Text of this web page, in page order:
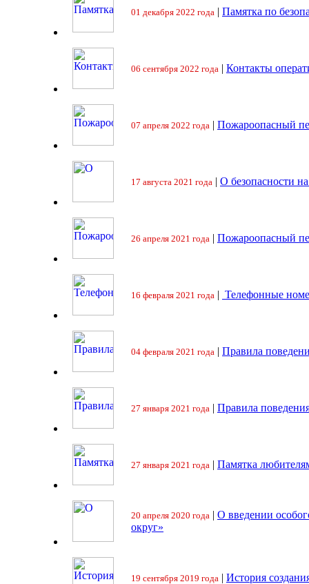
01 декабря 2022 года | Памятка по
06 сентября 2022 года | Контакты
07 апреля 2022 года | Пожароопасный
17 августа 2021 года | О безопасности
26 апреля 2021 года | Пожароопасный
16 февраля 2021 года | Телефонные
04 февраля 2021 года | Правила
27 января 2021 года | Правила
27 января 2021 года | Памятка
20 апреля 2020 года | О введении
округ»
19 сентября 2019 года | История